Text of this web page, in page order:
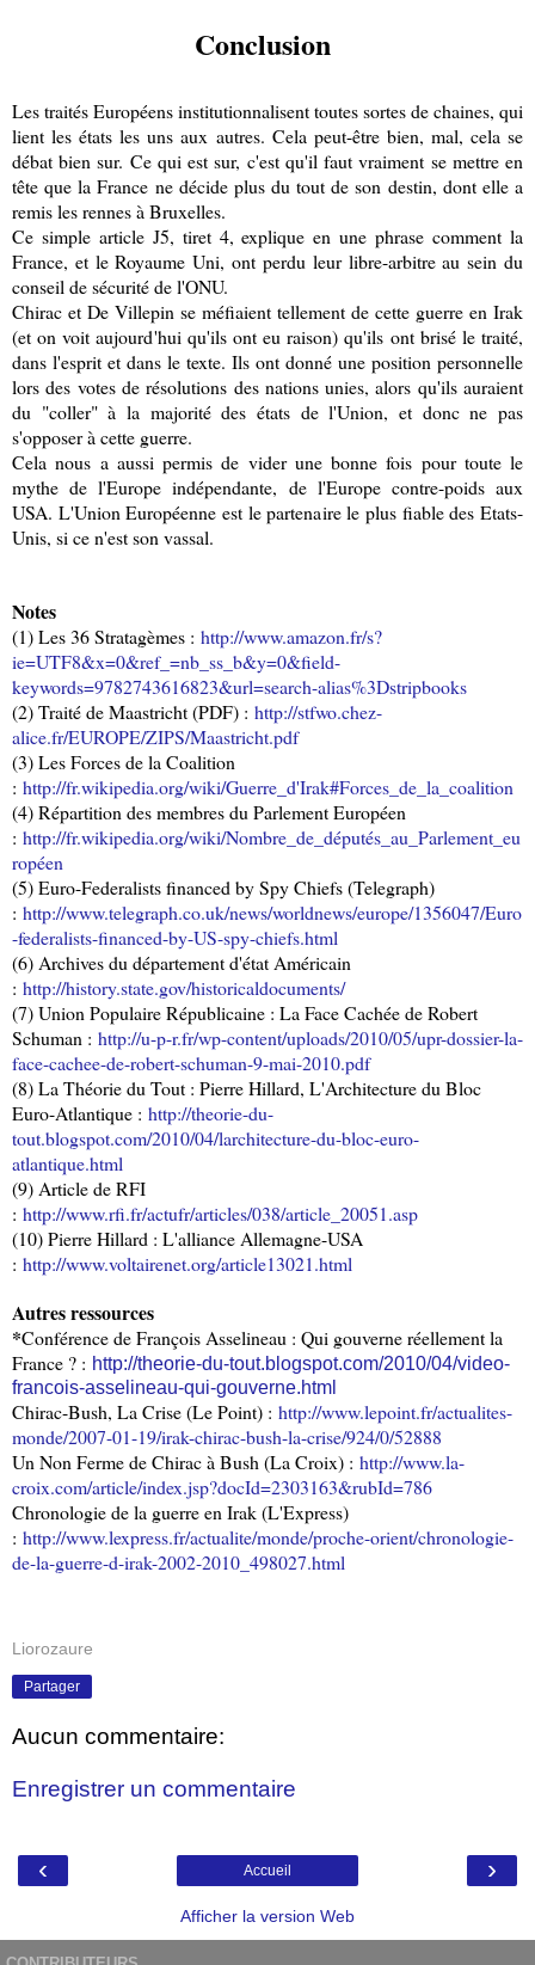
Conclusion
Les traités Européens institutionnalisent toutes sortes de chaines, qui
lient les états les uns aux autres. Cela peut-être bien, mal, cela se
débat bien sur. Ce qui est sur, c'est qu'il faut vraiment se mettre en
tête que la France ne décide plus du tout de son destin, dont elle a
remis les rennes à Bruxelles.
Ce simple article J5, tiret 4, explique en une phrase comment la
France, et le Royaume Uni, ont perdu leur libre-arbitre au sein du
conseil de sécurité de l'ONU.
Chirac et De Villepin se méfiaient tellement de cette guerre en Irak
(et on voit aujourd'hui qu'ils ont eu raison) qu'ils ont brisé le traité,
dans l'esprit et dans le texte. Ils ont donné une position personnelle
lors des votes de résolutions des nations unies, alors qu'ils auraient
du "coller" à la majorité des états de l'Union, et donc ne pas
s'opposer à cette guerre.
Cela nous a aussi permis de vider une bonne fois pour toute le
mythe de l'Europe indépendante, de l'Europe contre-poids aux
USA. L'Union Européenne est le partenaire le plus fiable des Etats-
Unis, si ce n'est son vassal.
Notes
(1) Les 36 Stratagèmes : http://www.amazon.fr/s?
ie=UTF8&x=0&ref_=nb_ss_b&y=0&field-
keywords=9782743616823&url=search-alias%3Dstripbooks
(2) Traité de Maastricht (PDF) : http://stfwo.chez-
alice.fr/EUROPE/ZIPS/Maastricht.pdf
(3) Les Forces de la Coalition
: http://fr.wikipedia.org/wiki/Guerre_d'Irak#Forces_de_la_coalition
(4) Répartition des membres du Parlement Européen
: http://fr.wikipedia.org/wiki/Nombre_de_députés_au_Parlement_eu
ropéen
(5) Euro-Federalists financed by Spy Chiefs (Telegraph)
: http://www.telegraph.co.uk/news/worldnews/europe/1356047/Euro
-federalists-financed-by-US-spy-chiefs.html
(6) Archives du département d'état Américain
: http://history.state.gov/historicaldocuments/
(7) Union Populaire Républicaine : La Face Cachée de Robert
Schuman : http://u-p-r.fr/wp-content/uploads/2010/05/upr-dossier-la-
face-cachee-de-robert-schuman-9-mai-2010.pdf
(8) La Théorie du Tout : Pierre Hillard, L'Architecture du Bloc
Euro-Atlantique : http://theorie-du-
tout.blogspot.com/2010/04/larchitecture-du-bloc-euro-
atlantique.html
(9) Article de RFI
: http://www.rfi.fr/actufr/articles/038/article_20051.asp
(10) Pierre Hillard : L'alliance Allemagne-USA
: http://www.voltairenet.org/article13021.html
Autres ressources
*Conférence de François Asselineau : Qui gouverne réellement la
France ? : http://theorie-du-tout.blogspot.com/2010/04/video-
francois-asselineau-qui-gouverne.html
Chirac-Bush, La Crise (Le Point) : http://www.lepoint.fr/actualites-
monde/2007-01-19/irak-chirac-bush-la-crise/924/0/52888
Un Non Ferme de Chirac à Bush (La Croix) : http://www.la-
croix.com/article/index.jsp?docId=2303163&rubId=786
Chronologie de la guerre en Irak (L'Express)
: http://www.lexpress.fr/actualite/monde/proche-orient/chronologie-
de-la-guerre-d-irak-2002-2010_498027.html
Liorozaure
Partager
Aucun commentaire:
Enregistrer un commentaire
‹ ›
Accueil
Afficher la version Web